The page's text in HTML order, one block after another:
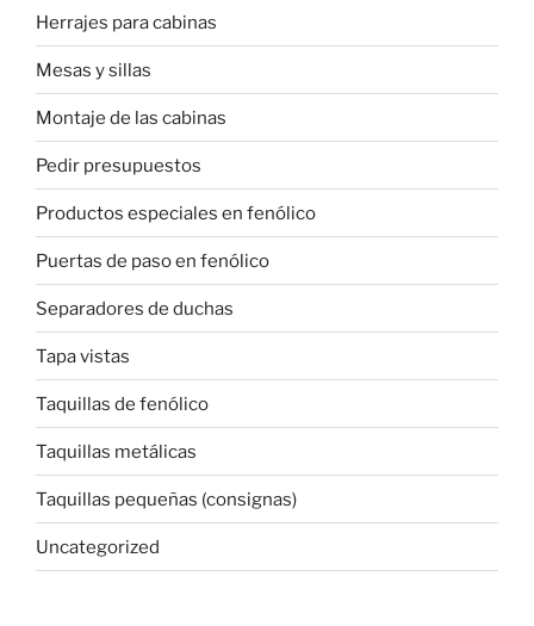
Herrajes para cabinas
Mesas y sillas
Montaje de las cabinas
Pedir presupuestos
Productos especiales en fenólico
Puertas de paso en fenólico
Separadores de duchas
Tapa vistas
Taquillas de fenólico
Taquillas metálicas
Taquillas pequeñas (consignas)
Uncategorized